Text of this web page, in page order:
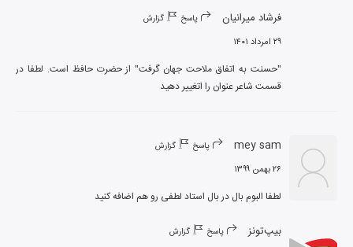
فرشاد میرانیان پاسخ گزارش
۲۹ امرداد ۱۴۰۱
"حسنت به اتفاق ملاحت جهان گرفت" از حضرت حافظ است. لطفا در
قسمت شاعر عنوان را اتغییر دهید
mey sam پاسخ گزارش
۲۶ بهمن ۱۳۹۹
لطفا البوم بال در بال استاد لطفی رو هم اضافه‌ کنید
بیپ‌تونز پاسخ گزارش